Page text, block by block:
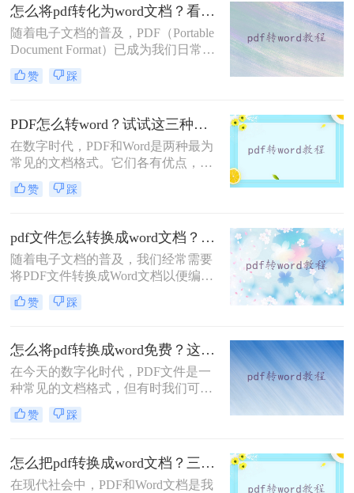
人则想将Word转换成PDF，以保证文
档的安全性和格式的一致性。本文将
重点介绍怎么免费将pdf转word，并提
供一种非常简单而又高效的方法，让
你的工作变得轻而易举。
怎么将pdf转化为word文档？看看这3种方法！
随着电子文档的普及，PDF（Portable
Document Format）已成为我们日常工
作中不可或缺的格式之一。然而，在
某些情况下，我们需要将PDF文件转
或重新排版。那么怎么将pdf转化为
word文档呢？本文将深入探讨将PDF
转化为Word文档的三种方法，并详细
介绍它们的优点和局限性，帮助您根
据实际情况选择最适合自己的方法。
赞 踩
PDF怎么转word？试试这三种简单方法！
在数字时代，PDF和Word是两种最为
常见的文档格式。它们各有优点，
PDF更注重于保持原始文档的格式和
布局，而Word则提供了丰富的编辑和
PDF文件转换为Word格式，以便进行
编辑或分享。那么PDF怎么转word
呢？本文将详细介绍三种将PDF转为
Word的方法，并对其优缺点进行比
较。
赞 踩
pdf文件怎么转换成word文档？分享二个解决办法！
随着电子文档的普及，我们经常需要
将PDF文件转换成Word文档以便编辑
和重新利用。那么pdf文件怎么转换成
word文档呢？其实将PDF转换成Word
单易行的方法，帮助您快速实现这一
目标。
赞 踩
怎么将pdf转换成word免费？这2种方法值得你收藏！
在今天的数字化时代，PDF文件是一
种常见的文档格式，但有时我们可能
需要对其进行编辑，而Word文档是可
以轻松编辑的格式。所以，怎么将pdf
我将向大家介绍两种免费的方法，让
你轻松将PDF转换为Word。
赞 踩
怎么把pdf转换成word文档？三种方法供你选择！
在现代社会中，PDF和Word文档是我